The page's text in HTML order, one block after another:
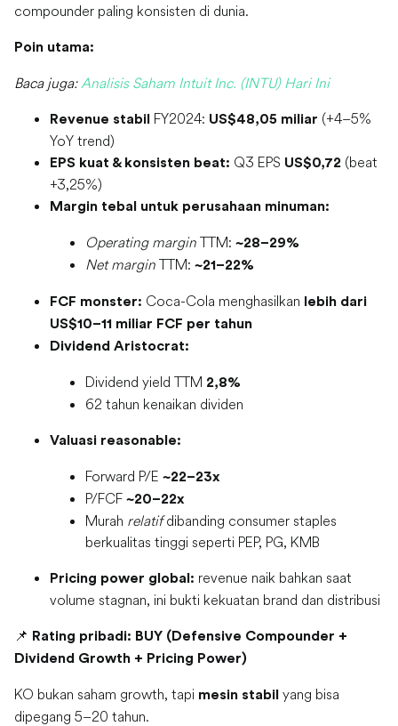
compounder paling konsisten di dunia.
Poin utama:
Baca juga: Analisis Saham Intuit Inc. (INTU) Hari Ini
Revenue stabil FY2024: US$48,05 miliar (+4–5%
YoY trend)
EPS kuat & konsisten beat: Q3 EPS US$0,72 (beat
+3,25%)
Margin tebal untuk perusahaan minuman:
Operating margin TTM: ~28–29%
Net margin TTM: ~21–22%
FCF monster: Coca-Cola menghasilkan
lebih dari
US$10–11 miliar FCF per tahun
Dividend Aristocrat:
Dividend yield TTM 2,8%
62 tahun kenaikan dividen
Valuasi reasonable:
Forward P/E ~22–23x
P/FCF ~20–22x
Murah relatifdibanding consumer staples
berkualitas tinggi seperti PEP, PG, KMB
Pricing power global: revenue naik bahkan saat
volume stagnan, ini bukti kekuatan brand dan distribusi
📌 Rating pribadi: BUY (Defensive Compounder +
Dividend Growth + Pricing Power)
KO bukan saham growth, tapi mesin stabil yang bisa
dipegang 5–20 tahun.